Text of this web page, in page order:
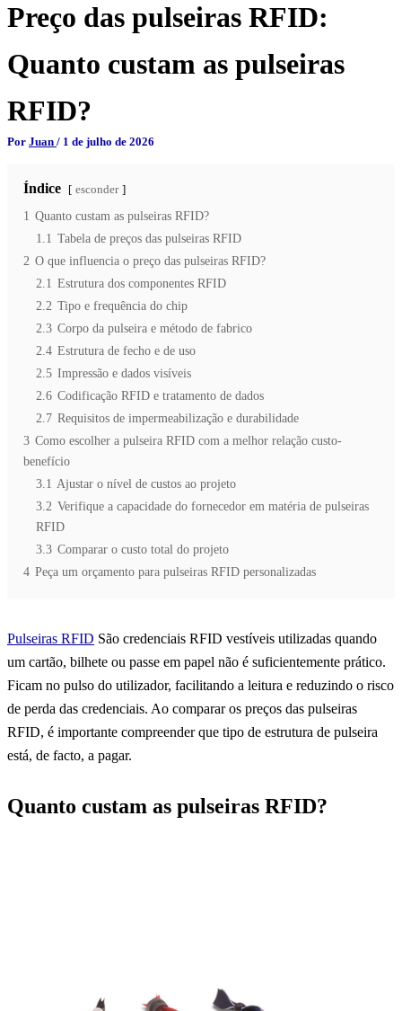
Preço das pulseiras RFID:
Quanto custam as pulseiras
RFID?
Por Juan / 1 de julho de 2026
Índice esconder
1 Quanto custam as pulseiras RFID?
1.1 Tabela de preços das pulseiras RFID
2 O que influencia o preço das pulseiras RFID?
2.1 Estrutura dos componentes RFID
2.2 Tipo e frequência do chip
2.3 Corpo da pulseira e método de fabrico
2.4 Estrutura de fecho e de uso
2.5 Impressão e dados visíveis
2.6 Codificação RFID e tratamento de dados
2.7 Requisitos de impermeabilização e durabilidade
3 Como escolher a pulseira RFID com a melhor relação custo-
benefício
3.1 Ajustar o nível de custos ao projeto
3.2 Verifique a capacidade do fornecedor em matéria de pulseiras
RFID
3.3 Comparar o custo total do projeto
4 Peça um orçamento para pulseiras RFID personalizadas
Pulseiras RFID São credenciais RFID vestíveis utilizadas quando
um cartão, bilhete ou passe em papel não é suficientemente prático.
Ficam no pulso do utilizador, facilitando a leitura e reduzindo o risco
de perda das credenciais. Ao comparar os preços das pulseiras
RFID, é importante compreender que tipo de estrutura de pulseira
está, de facto, a pagar.
Quanto custam as pulseiras RFID?